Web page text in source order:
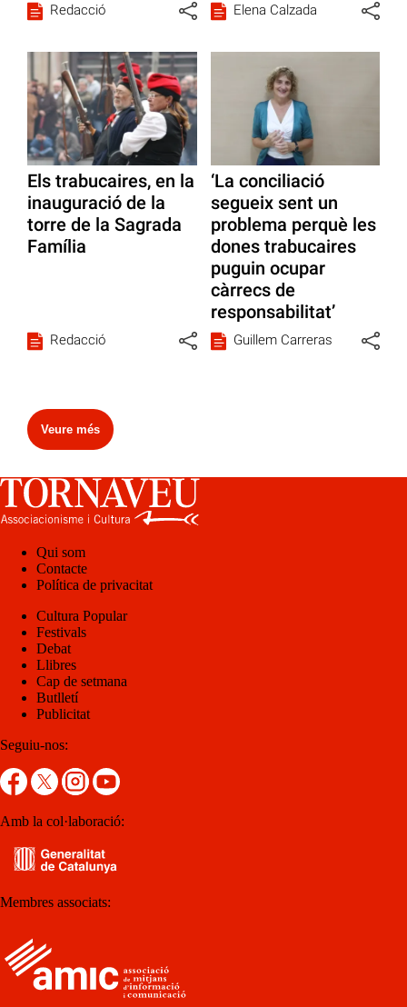
Redacció Elena Calzada
Els trabucaires, en la
inauguració de la
torre de la Sagrada
Família
Redacció
‘La conciliació
segueix sent un
problema perquè les
dones trabucaires
puguin ocupar
càrrecs de
responsabilitat’
Guillem Carreras
Veure més
Qui som
Contacte
Política de privacitat
Cultura Popular
Festivals
Debat
Llibres
Cap de setmana
Butlletí
Publicitat
Seguiu-nos:
Amb la col·laboració:
Membres associats: